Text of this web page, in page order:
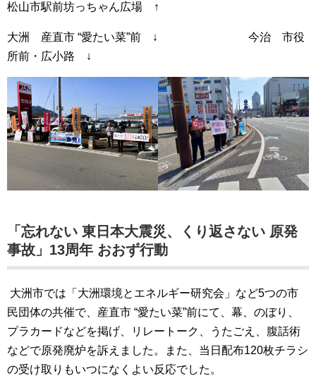
松山市駅前坊っちゃん広場 ↑
大洲 産直市 “愛たい菜”前 ↓ 今治 市役
所前・広小路 ↓
「忘れない 東日本大震災、くり返さない 原発
事故」13周年 おおず行動
大洲市では「大洲環境とエネルギー研究会」など5つの市
民団体の共催で、産直市 “愛たい菜”前にて、幕、のぼり、
プラカードなどを掲げ、リレートーク、うたごえ、腹話術
などで原発廃炉を訴えました。また、当日配布120枚チラシ
の受け取りもいつになくよい反応でした。